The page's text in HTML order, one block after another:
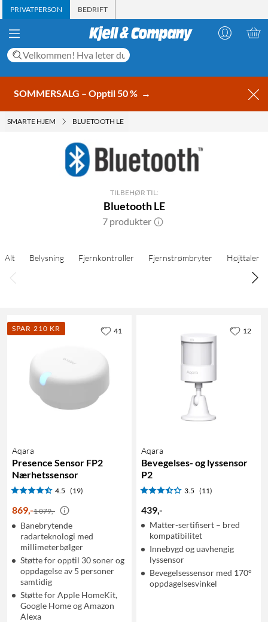
PRIVATPERSON BEDRIFT
SOMMERSALG – Opptil 50 % →
SMARTE HJEM BLUETOOTH LE
TILBEHØR TIL:
Bluetooth LE
7 produkter
Alt Belysning Fjernkontroller Fjernstrømbryter Højttaler
SPAR 210 KR
Aqara
Presence Sensor FP2
Nærhetssensor
4.5 (19)
869-1 079,-
Banebrytende
radarteknologi med
millimeterbølger
Støtte for opptil 30 soner og
oppdagelse av 5 personer
samtidig
Støtte for Apple HomeKit,
Google Home og Amazon
Alexa
41
Aqara
Bevegelses- og lyssensor
P2
3.5 (11)
439-
Matter-sertifisert – bred
kompatibilitet
Innebygd og uavhengig
lyssensor
Bevegelsessensor med 170°
oppdagelsesvinkel
12